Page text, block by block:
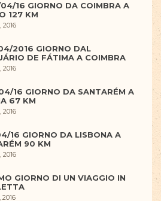
16 GIORNO DA COIMBRA A
127 KM
2016
2016 GIORNO DAL
DE FÁTIMA A COIMBRA
2016
16 GIORNO DA SANTARÉM A
67 KM
2016
16 GIORNO DA LISBONA A
90 KM
2016
GIORNO DI UN VIAGGIO IN
2016